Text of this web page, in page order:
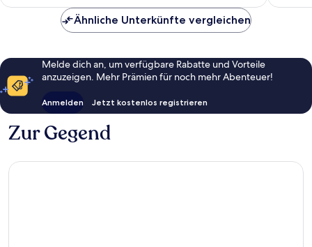
Ähnliche Unterkünfte vergleichen
Melde dich an, um verfügbare Rabatte und Vorteile
anzuzeigen. Mehr Prämien für noch mehr Abenteuer!
Anmelden Jetzt kostenlos registrieren
Zur Gegend